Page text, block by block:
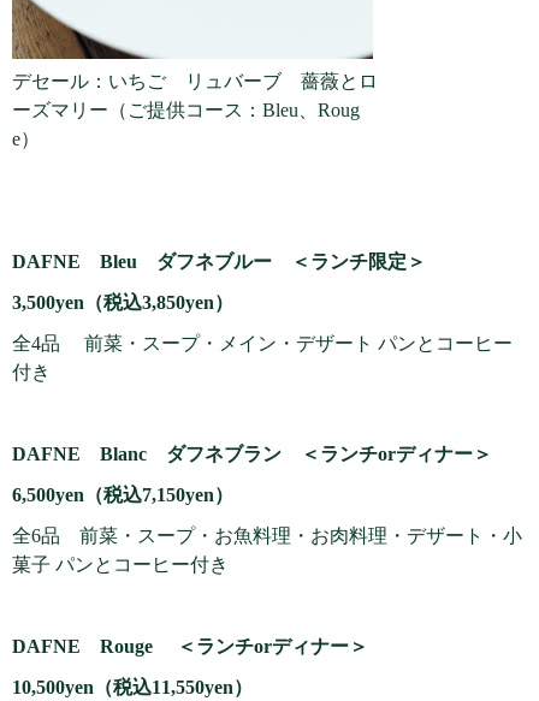
デセール：いちご リュバーブ 薔薇とロ
ーズマリー（ご提供コース：Bleu、Roug
e）
DAFNE Bleu ダフネブルー ＜ランチ限定＞
3,500yen（税込3,850yen）
全4品 前菜・スープ・メイン・デザート パンとコーヒー
付き
DAFNE Blanc ダフネブラン ＜ランチorディナー＞
6,500yen（税込7,150yen）
全6品 前菜・スープ・お魚料理・お肉料理・デザート・小
菓子 パンとコーヒー付き
DAFNE Rouge ＜ランチorディナー＞
10,500yen（税込11,550yen）